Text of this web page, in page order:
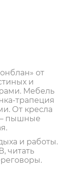
от
и
Мебель
трапеция
От кресла
— пышные
и работы.
читать